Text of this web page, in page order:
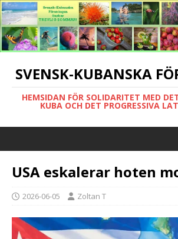
SVENSK-KUBANSKA
HEMSIDAN FÖR SOLIDARITET MED
KUBA OCH DET PROGRESSIVA
USA eskalerar hoten
2026-06-05 Zoltan T